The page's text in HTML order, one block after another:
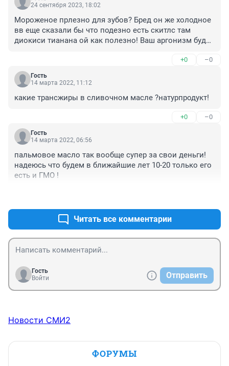
24 сентября 2023, 18:02
Мороженое прлезно для зубов? Бред он же холодное
вв еще сказали бы что подезно есть скитлс там
диокиси тианана ой как полезно! Ваш аргонизм буде
цвеетные и ДНК у ваштх детей будет необычный как
здоро иметь 3 руки! И попробуйте яйца мальчика (это
китайское или японское блюдо если подробнее
каждый день едите! И энергетик спать не будете
+0 –0
Гость
14 марта 2022, 11:12
какие трансжиры в сливочном масле ?натурпродукт!
+0 –0
Гость
14 марта 2022, 06:56
пальмовое масло так вообще супер за свои деньги!
надеюсь что будем в ближайшие лет 10-20 только его
есть и ГМО !
Читать все комментарии
Гость
Войти
Отправить
Новости СМИ2
ФОРУМЫ